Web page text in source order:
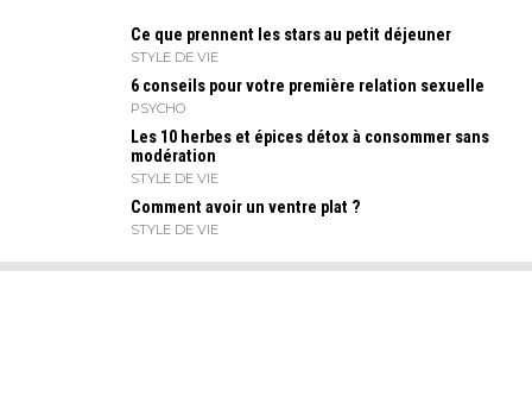
Ce que prennent les stars au petit déjeuner
STYLE DE VIE
6 conseils pour votre première relation sexuelle
PSYCHO
Les 10 herbes et épices détox à consommer sans
modération
STYLE DE VIE
Comment avoir un ventre plat ?
STYLE DE VIE